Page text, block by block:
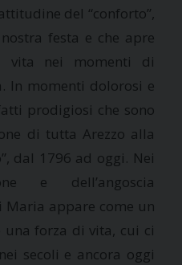
del “conforto”,
festa e che apre
vita nei momenti di
In momenti dolorosi e
prodigiosi che sono
di tutta Arezzo alla
dal 1796 ad oggi. Nei
e dell’angoscia
Maria appare come un
una forza di vita, cui ci
secoli e ancora oggi